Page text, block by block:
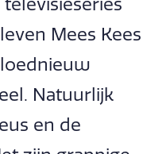
Mees Kees
Natuurlijk
en de